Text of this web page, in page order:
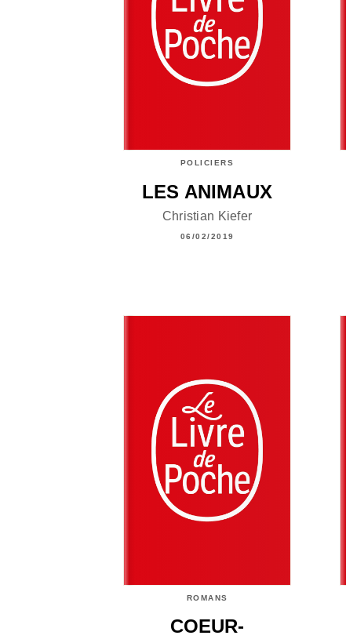
POLICIERS
LES ANIMAUX
Christian Kiefer
06/02/2019
ROMANS
COEUR-